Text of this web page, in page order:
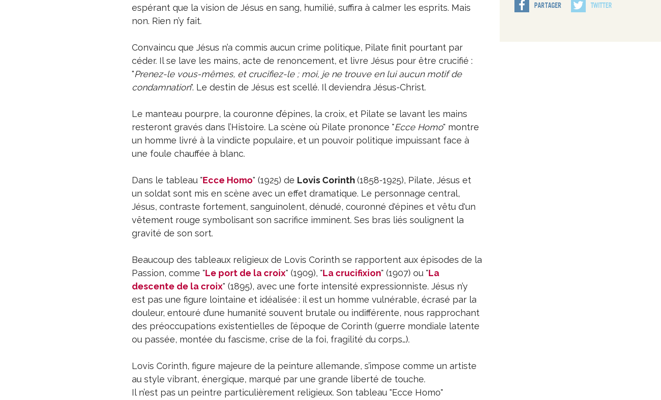
espérant que la vision de Jésus en sang, humilié, suffira à calmer les esprits. Mais
non. Rien n’y fait.
Convaincu que Jésus n’a commis aucun crime politique, Pilate finit pourtant par
céder. Il se lave les mains, acte de renoncement, et livre Jésus pour être crucifié :
"Prenez-le vous-mêmes, et crucifiez-le ; moi, je ne trouve en lui aucun motif de
condamnation". Le destin de Jésus est scellé. Il deviendra Jésus-Christ.
Le manteau pourpre, la couronne d’épines, la croix, et Pilate se lavant les mains
resteront gravés dans l’Histoire. La scène où Pilate prononce "Ecce Homo" montre
un homme livré à la vindicte populaire, et un pouvoir politique impuissant face à
une foule chauffée à blanc.
Dans le tableau "Ecce Homo" (1925) de Lovis Corinth (1858-1925), Pilate, Jésus et
un soldat sont mis en scène avec un effet dramatique. Le personnage central,
Jésus, contraste fortement, sanguinolent, dénudé, couronné d'épines et vêtu d'un
vêtement rouge symbolisant son sacrifice imminent. Ses bras liés soulignent la
gravité de son sort.
Beaucoup des tableaux religieux de Lovis Corinth se rapportent aux épisodes de la
Passion, comme "Le port de la croix" (1909), "La crucifixion" (1907) ou "La
descente de la croix" (1895), avec une forte intensité expressionniste. Jésus n’y
est pas une figure lointaine et idéalisée : il est un homme vulnérable, écrasé par la
douleur, entouré d’une humanité souvent brutale ou indifférente, nous rapprochant
des préoccupations existentielles de l’époque de Corinth (guerre mondiale latente
ou passée, montée du fascisme, crise de la foi, fragilité du corps…).
Lovis Corinth, figure majeure de la peinture allemande, s’impose comme un artiste
au style vibrant, énergique, marqué par une grande liberté de touche.
Il n’est pas un peintre particulièrement religieux. Son tableau "Ecce Homo"
Partager Twitter